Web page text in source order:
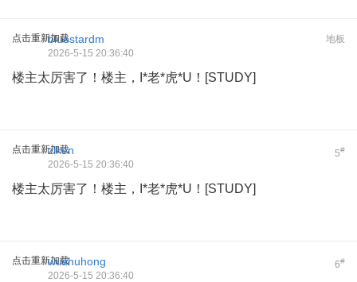
点击重新加载 地板
bluestardm
2026-5-15 20:36:40
楼主太厉害了！楼主，I*老*虎*U！[STUDY]
点击重新加载 5#
ziken
2026-5-15 20:36:40
楼主太厉害了！楼主，I*老*虎*U！[STUDY]
点击重新加载 6#
wushuhong
2026-5-15 20:36:40